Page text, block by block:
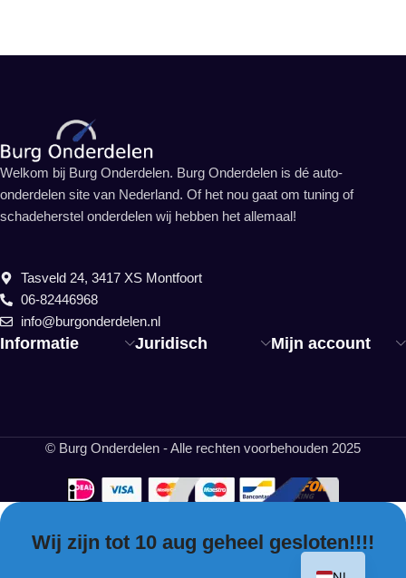
Informatie Juridisch Mijn account
Welkom bij Burg Onderdelen. Burg Onderdelen is dé auto-
onderdelen site van Nederland. Of het nou gaat om tuning of
schadeherstel onderdelen wij hebben het allemaal!
Tasveld 24, 3417 XS Montfoort
06-82446968
info@burgonderdelen.nl
© Burg Onderdelen - Alle rechten voorbehouden 2025
Wij zijn tot 10 aug geheel gesloten!!!!
EN